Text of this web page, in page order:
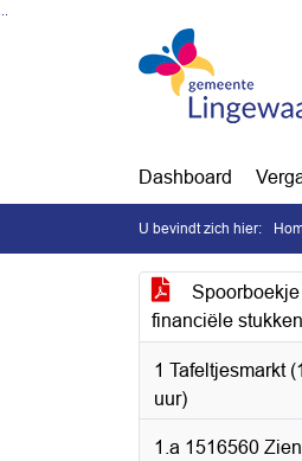
Ga naar de inhoud van deze pagina
Dashboard
U bevindt zich hier:
financiële
1 Tafeltjesmarkt
uur)
1.a 1516560